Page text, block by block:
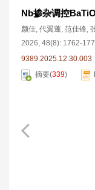
Nb掺杂调控BaTiO
颜佳, 代翼蓬, 范佳锋,
2026, 48(8): 1762-
9389.2025.12.30.003
摘要(339)